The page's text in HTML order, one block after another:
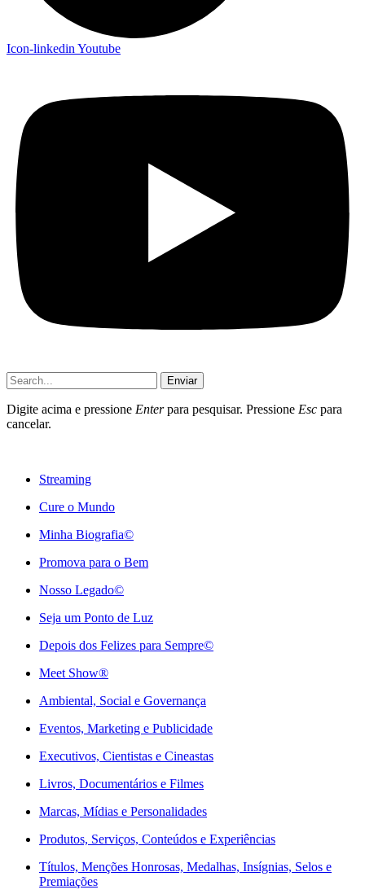
Icon-linkedin Youtube
Enviar
Digite acima e pressione Enterpara pesquisar. Pressione Esc para
cancelar.
Streaming
Cure o Mundo
Minha Biografia©
Promova para o Bem
Nosso Legado©
Seja um Ponto de Luz
Depois dos Felizes para Sempre©️
Meet Show®
Ambiental, Social e Governança
Eventos, Marketing e Publicidade
Executivos, Cientistas e Cineastas
⁠Livros, Documentários e Filmes
Marcas, Mídias e Personalidades
⁠Produtos, Serviços, Conteúdos e Experiências
Títulos, Menções Honrosas, Medalhas, Insígnias, Selos e
Premiações